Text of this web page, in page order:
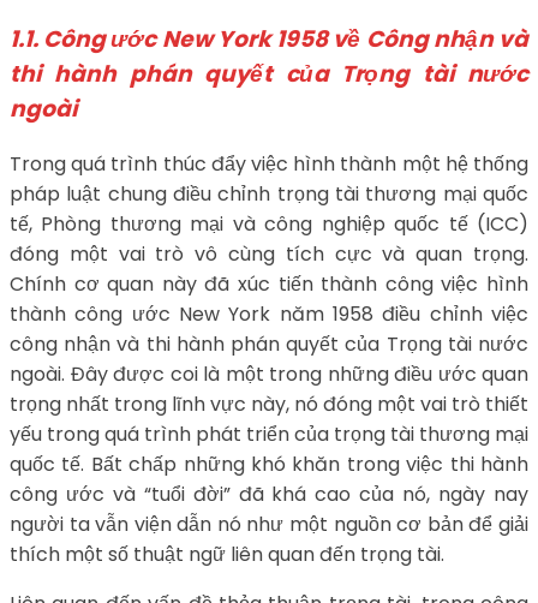
1.1. Công ước New York 1958 về Công nhận và
thi hành phán quyết của Trọng tài nước
ngoài
Trong quá trình thúc đẩy việc hình thành một hệ thống
pháp luật chung điều chỉnh trọng tài thương mại quốc
tế, Phòng thương mại và công nghiệp quốc tế (ICC)
đóng một vai trò vô cùng tích cực và quan trọng.
Chính cơ quan này đã xúc tiến thành công việc hình
thành công ước New York năm 1958 điều chỉnh việc
công nhận và thi hành phán quyết của Trọng tài nước
ngoài. Đây được coi là một trong những điều ước quan
trọng nhất trong lĩnh vực này, nó đóng một vai trò thiết
yếu trong quá trình phát triển của trọng tài thương mại
quốc tế. Bất chấp những khó khăn trong việc thi hành
công ước và “tuổi đời” đã khá cao của nó, ngày nay
người ta vẫn viện dẫn nó như một nguồn cơ bản để giải
thích một số thuật ngữ liên quan đến trọng tài.